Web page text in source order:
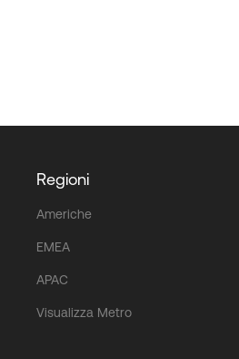
Regioni
Americhe
EMEA
APAC
Visualizza Metro